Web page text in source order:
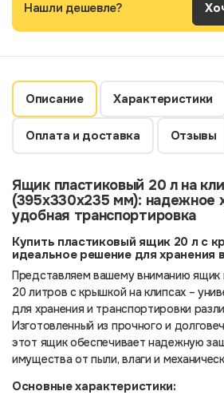
Нашли дешевле?
Описание Характеристики
Оплата и доставка Отзывы
Ящик пластиковый 20 л на
(395х330х235 мм): надежное
удобная транспортировка
Купить пластиковый ящик 20 л с
идеальное решение для хранения
Представляем вашему вниманию ящик
20 литров с крышкой на клипсах –
для хранения и транспортировки
Изготовленный из прочного и
этот ящик обеспечивает надежную
имущества от пыли, влаги и
Основные характеристики: